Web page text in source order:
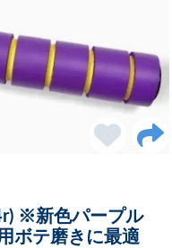
※新色パープル
ボテ磨きに最適